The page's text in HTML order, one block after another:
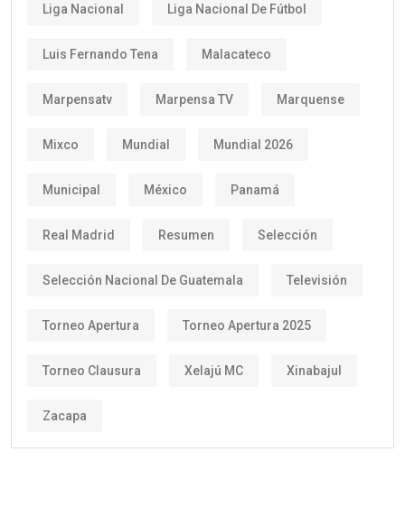
Liga Nacional Liga Nacional De Fútbol
Luis Fernando Tena Malacateco
Marpensatv Marpensa TV Marquense
Mixco Mundial Mundial 2026
Municipal México Panamá
Real Madrid Resumen Selección
Selección Nacional De Guatemala Televisión
Torneo Apertura Torneo Apertura 2025
Torneo Clausura Xelajú MC Xinabajul
Zacapa